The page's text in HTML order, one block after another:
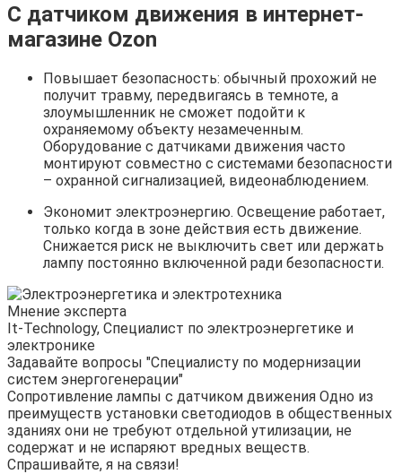
С датчиком движения в интернет-
магазине Ozon
Повышает безопасность: обычный прохожий не
получит травму, передвигаясь в темноте, а
злоумышленник не сможет подойти к
охраняемому объекту незамеченным.
Оборудование с датчиками движения часто
монтируют совместно с системами безопасности
– охранной сигнализацией, видеонаблюдением.
Экономит электроэнергию. Освещение работает,
только когда в зоне действия есть движение.
Снижается риск не выключить свет или держать
лампу постоянно включенной ради безопасности.
Мнение эксперта
It-Technology, Cпециалист по электроэнергетике и
электронике
Задавайте вопросы "Специалисту по модернизации
систем энергогенерации"
Сопротивление лампы с датчиком движения Одно из
преимуществ установки светодиодов в общественных
зданиях они не требуют отдельной утилизации, не
содержат и не испаряют вредных веществ.
Спрашивайте, я на связи!